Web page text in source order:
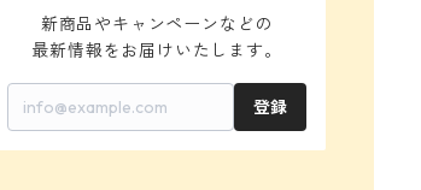
新商品やキャンペーンなどの
最新情報をお届けいたします。
登録